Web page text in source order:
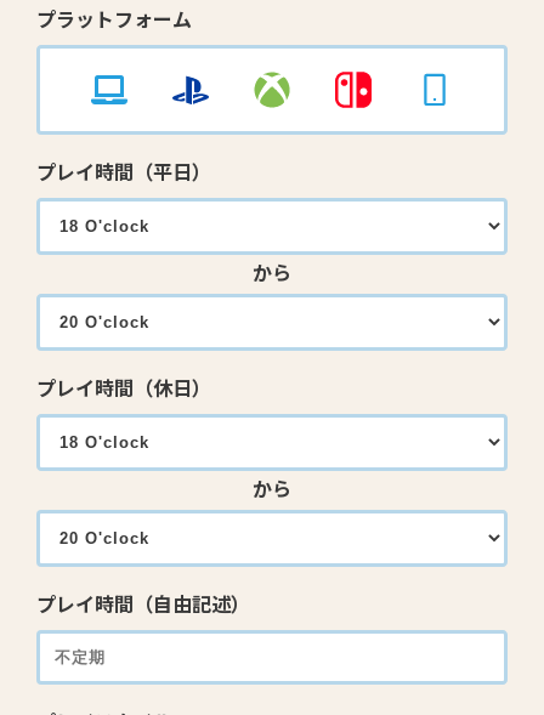
プラットフォーム
プレイ時間（平日）
から
プレイ時間（休日）
から
プレイ時間（自由記述）